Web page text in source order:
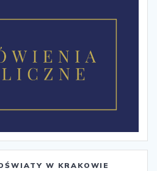
W KRAKOWIE